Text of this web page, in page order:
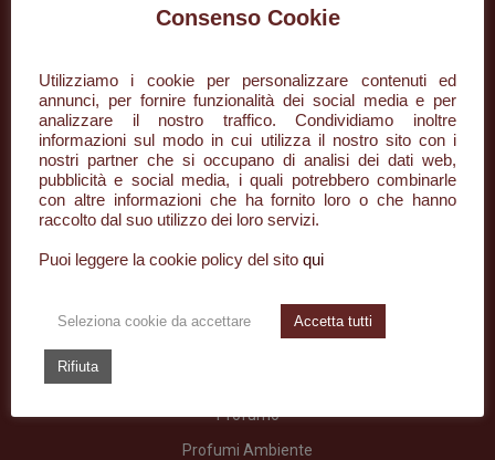
+39 085 296134
info@desaar.it
Piazza della Rinascita, 50/3
Profumo
Profumi Ambiente
Consenso Cookie
Utilizziamo i cookie per personalizzare contenuti ed
annunci, per fornire funzionalità dei social media e per
analizzare il nostro traffico. Condividiamo inoltre
informazioni sul modo in cui utilizza il nostro sito con i
nostri partner che si occupano di analisi dei dati web,
pubblicità e social media, i quali potrebbero combinarle
con altre informazioni che ha fornito loro o che hanno
raccolto dal suo utilizzo dei loro servizi.
Puoi leggere la cookie policy del sito qui
Seleziona cookie da accettare Accetta tutti
Rifiuta